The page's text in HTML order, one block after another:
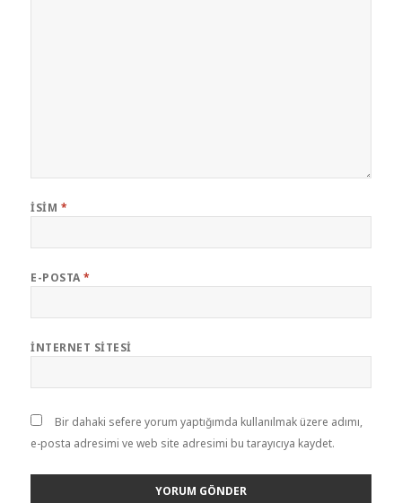
İSIM *
E-POSTA*
İNTERNET SITESI
Bir dahaki sefere yorum yaptığımda kullanılmak üzere adımı,
e-posta adresimi ve web site adresimi bu tarayıcıya kaydet.